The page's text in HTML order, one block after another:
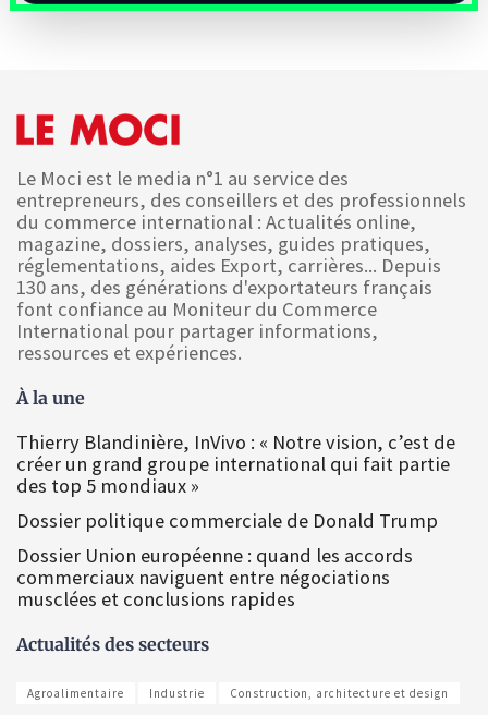
Le Moci est le media n°1 au service des
entrepreneurs, des conseillers et des professionnels
du commerce international : Actualités online,
magazine, dossiers, analyses, guides pratiques,
réglementations, aides Export, carrières... Depuis
130 ans, des générations d'exportateurs français
font confiance au Moniteur du Commerce
International pour partager informations,
ressources et expériences.
À la une
Thierry Blandinière, InVivo : « Notre vision, c’est de
créer un grand groupe international qui fait partie
des top 5 mondiaux »
Dossier politique commerciale de Donald Trump
Dossier Union européenne : quand les accords
commerciaux naviguent entre négociations
musclées et conclusions rapides
Actualités des secteurs
Agroalimentaire Industrie Construction, architecture et design